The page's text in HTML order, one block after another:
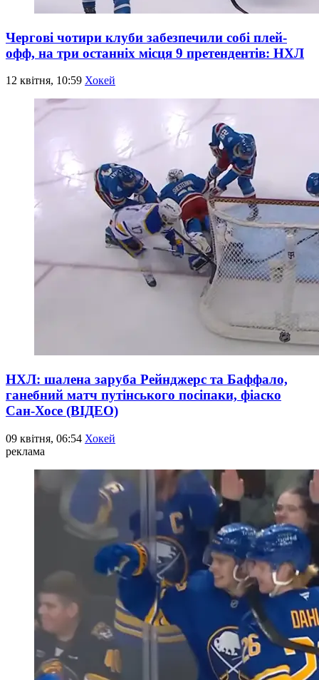
Чергові чотири клуби забезпечили собі плей-
офф, на три останніх місця 9 претендентів: НХЛ
12 квітня, 10:59 Хокей
НХЛ: шалена заруба Рейнджерс та Баффало,
ганебний матч путінського посіпаки, фіаско
Сан-Хосе (ВІДЕО)
09 квітня, 06:54 Хокей
реклама